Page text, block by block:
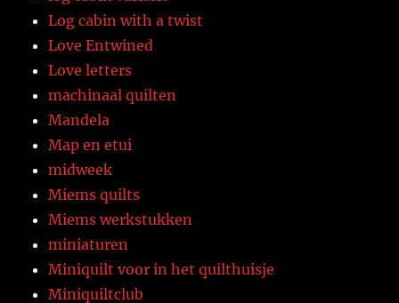
Log cabin with a twist
Love Entwined
Love letters
machinaal quilten
Mandela
Map en etui
midweek
Miems quilts
Miems werkstukken
miniaturen
Miniquilt voor in het quilthuisje
Miniquiltclub